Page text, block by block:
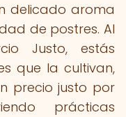
delicado aroma
de postres. Al
Justo, estás
que la cultivan,
precio justo por
prácticas